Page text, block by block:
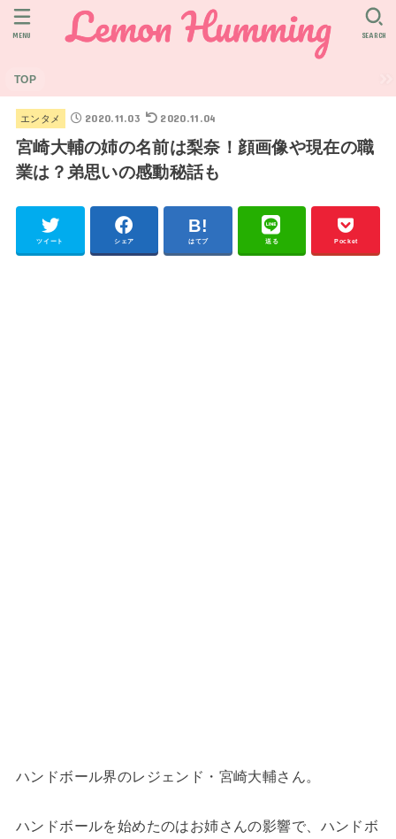
TOP
SEARCH
MENU
エンタメ 2020.11.03 2020.11.04
宮崎大輔の姉の名前は梨奈！顔画像や現在の職
業は？弟思いの感動秘話も
ツイート シェア はてブ 送る Pocket
ハンドボール界のレジェンド・宮崎大輔さん。
ハンドボールを始めたのはお姉さんの影響で、ハンドボ